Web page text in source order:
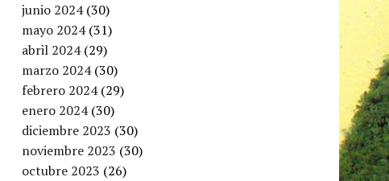
junio 2024(30)
mayo 2024(31)
abril 2024(29)
marzo 2024(30)
febrero 2024(29)
enero 2024(30)
diciembre 2023 (30)
noviembre 2023 (30)
octubre 2023 (26)